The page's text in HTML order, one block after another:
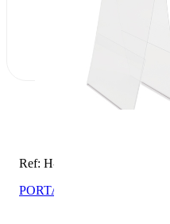
Ref: H-411
PORTAGRAFICA PVC